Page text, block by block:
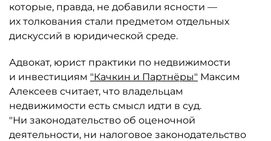
которые, правда, не добавили ясности —
их толкования стали предметом отдельных
дискуссий в юридической среде.
Адвокат, юрист практики по недвижимости
и инвестициям "Качкин и Партнёры" Максим
Алексеев считает, что владельцам
недвижимости есть смысл идти в суд.
"Ни законодательство об оценочной
деятельности, ни налоговое законодательство